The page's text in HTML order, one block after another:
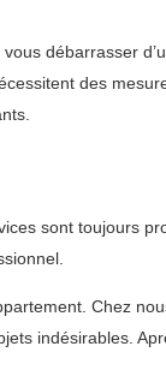
débarrasser
des
sont toujours
Chez
indésirables.